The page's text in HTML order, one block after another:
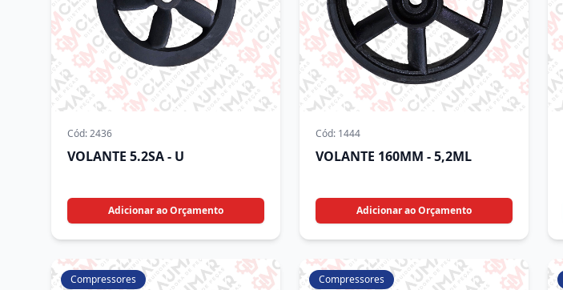
Cód:2436
VOLANTE 5.2SA - U
Adicionar ao Orçamento
Cód: 1444
VOLANTE 160MM - 5,2ML
Adicionar ao Orçamento
Compressores Compressores